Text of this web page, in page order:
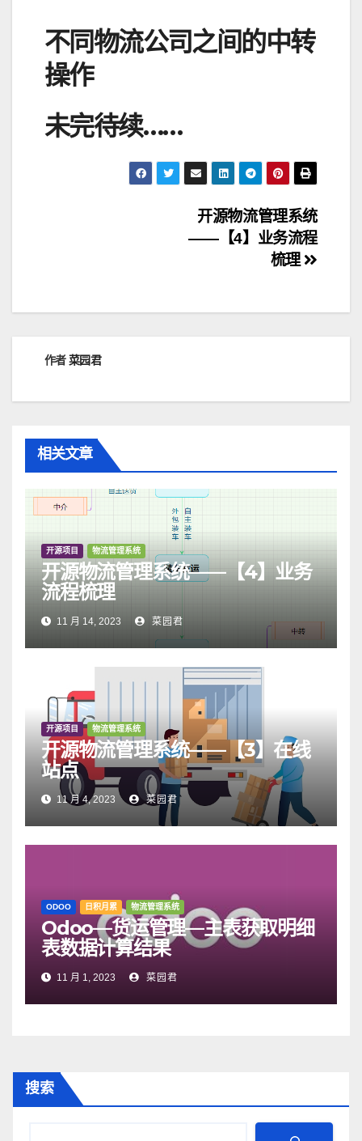
不同物流公司之间的中转
操作
未完待续……
航
开源物流管理系统
——【4】业务流程
梳理
作者菜园君
相关文章
开源项目 物流管理系统
开源物流管理系统——【4】业务
流程梳理
11 月 14, 2023 菜园君
开源项目 物流管理系统
开源物流管理系统——【3】在线
站点
11 月 4, 2023 菜园君
ODOO 日积月累 物流管理系统
Odoo—货运管理—主表获取明细
表数据计算结果
11 月 1, 2023 菜园君
搜索